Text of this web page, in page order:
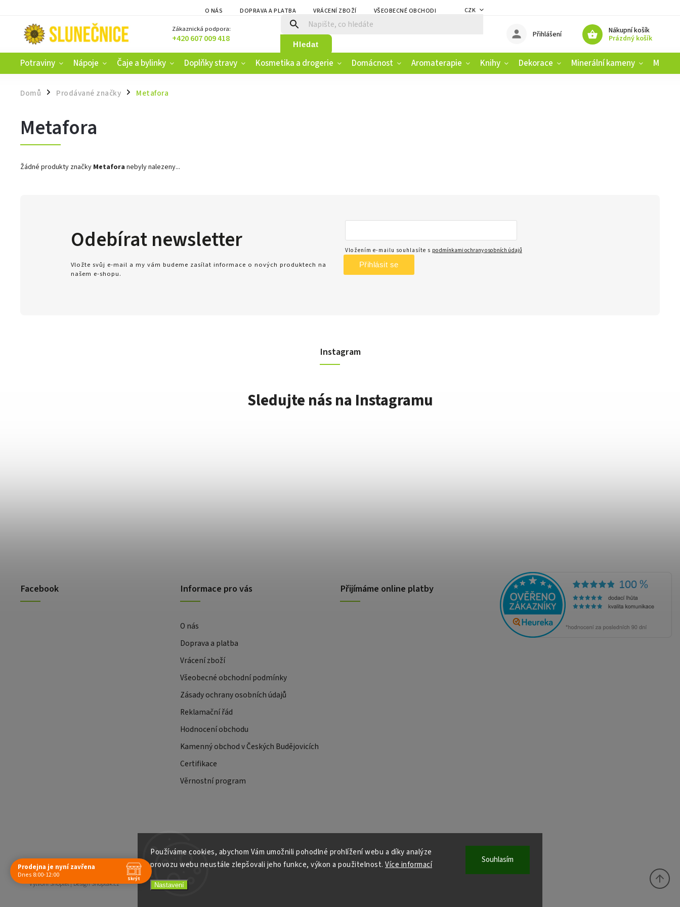
Používáme cookies, abychom Vám umožnili pohodlné prohlížení webu a díky analýze
provozu webu neustále zlepšovali jeho funkce, výkon a použitelnost. Více informací
Nastavení
Souhlasím
O NÁS DOPRAVA A PLATBA VRÁCENÍ ZBOŽÍ VŠEOBECNÉ OBCHODNÍ PODMÍNKY
CZK
Zákaznická podpora:
+420 607 009 418 Hledat
Nákupní košík
Prázdný košík
Přihlášení
Potraviny Nápoje Čaje a bylinky Doplňky stravy Kosmetika a drogerie Domácnost Aromaterapie Knihy Dekorace Minerální kameny
Domů / Prodávané značky / Metafora
Metafora
Žádné produkty značky Metafora nebyly nalezeny...
Instagram
Sledujte nás na Instagramu
Odebírat newsletter
Vložte svůj e-mail a my vám budeme zasílat informace o nových produktech na
našem e-shopu.
Vložením e-mailu souhlasíte s podmínkami ochrany osobních údajů
Přihlásit se
Facebook Informace pro vás
O nás
Doprava a platba
Vrácení zboží
Všeobecné obchodní podmínky
Zásady ochrany osobních údajů
Reklamační řád
Hodnocení obchodu
Kamenný obchod v Českých Budějovicích
Certifikace
Věrnostní program
Přijímáme online platby
Copyright 2026 . Všechna práva vyhrazena.
VytvořilShoptet| DesignShoptak.cz
Prodejna je nyní zavřena
Dnes 8:00-12:00 Skrýt